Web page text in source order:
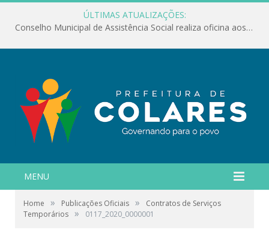
ÚLTIMAS ATUALIZAÇÕES:
Conselho Municipal de Assistência Social realiza oficina aos servidores
MENU
Home » Publicações Oficiais »
Contratos de Serviços
Temporários » 0117_2020_0000001